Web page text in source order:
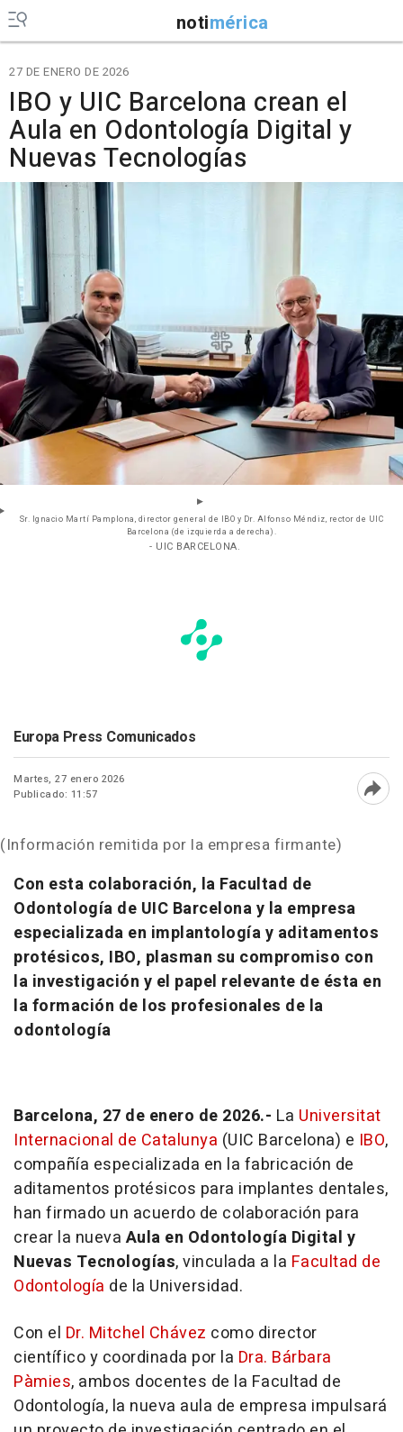
notimérica
27 DE ENERO DE 2026
IBO y UIC Barcelona crean el
Aula en Odontología Digital y
Nuevas Tecnologías
Sr. Ignacio Martí Pamplona, director general de IBO y Dr. Alfonso Méndiz, rector de UIC
Barcelona (de izquierda a derecha).
- UIC BARCELONA.
Europa Press Comunicados
Martes, 27 enero 2026
Publicado: 11:57
(Información remitida por la empresa firmante)
Con esta colaboración, la Facultad de
Odontología de UIC Barcelona y la empresa
especializada en implantología y aditamentos
protésicos, IBO, plasman su compromiso con
la investigación y el papel relevante de ésta en
la formación de los profesionales de la
odontología
Barcelona, 27 de enero de 2026.- La Universitat
Internacional de Catalunya (UIC Barcelona) e IBO,
compañía especializada en la fabricación de
aditamentos protésicos para implantes dentales,
han firmado un acuerdo de colaboración para
crear la nueva Aula en Odontología Digital y
Nuevas Tecnologías, vinculada a la Facultad de
Odontología de la Universidad.
Con el Dr. Mitchel Chávez como director
científico y coordinada por la Dra. Bárbara
Pàmies, ambos docentes de la Facultad de
Odontología, la nueva aula de empresa impulsará